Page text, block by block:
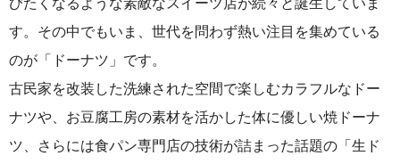
す。その中でもいま、世代を問わず熱い注目を集めている
のが「ドーナツ」です。
古民家を改装した洗練された空間で楽しむカラフルなドー
ナツや、お豆腐工房の素材を活かした体に優しい焼ドーナ
ツ、さらには食パン専門店の技術が詰まった話題の「生ド